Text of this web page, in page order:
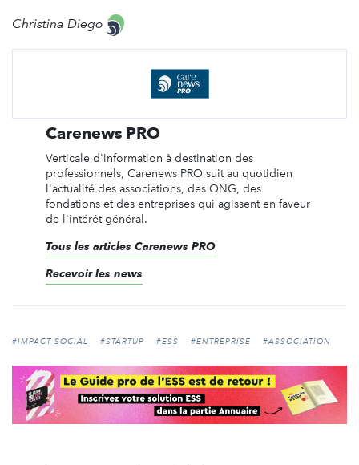
Christina Diego
Carenews PRO
Verticale d'information à destination des
professionnels, Carenews PRO suit au quotidien
l'actualité des associations, des ONG, des
fondations et des entreprises qui agissent en faveur
de l'intérêt général.
Tous les articles Carenews PRO
Recevoir les news
#IMPACT SOCIAL #STARTUP #ESS #ENTREPRISE #ASSOCIATION